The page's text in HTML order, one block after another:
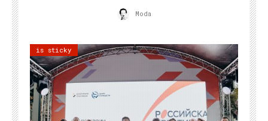
Moda
is sticky